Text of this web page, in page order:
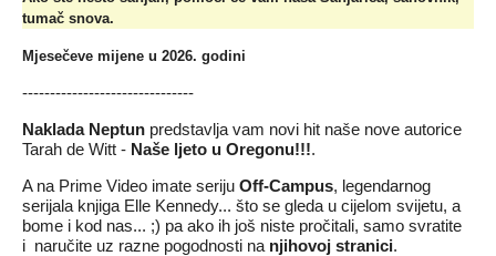
tumač snova.
Mjesečeve mijene u 2026. godini
-------------------------------
Naklada Neptun predstavlja vam novi hit naše nove autorice
Tarah de Witt - Naše ljeto u Oregonu!!!.
A na Prime Video imate seriju Off-Campus, legendarnog
serijala knjiga Elle Kennedy... što se gleda u cijelom svijetu, a
bome i kod nas... ;) pa ako ih još niste pročitali, samo svratite
i naručite uz razne pogodnosti na njihovoj stranici.